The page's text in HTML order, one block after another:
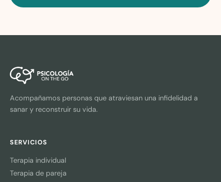
Acompañamos personas que atraviesan una infidelidad a
sanar y reconstruir su vida.
SERVICIOS
Terapia individual
Terapia de pareja